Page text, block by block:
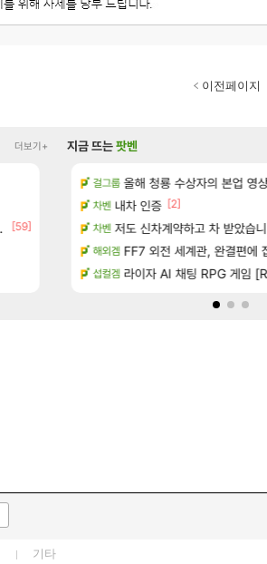
이전페이지
더보기+
[59]
로아 ㅇㅂ) 쫀지 채팅창 ㅋㅋㅋㅋㅋㅋ
메이플 메이플 렉걸리는 애들은 참고해라
메이플 “ 경기도 사실상 부도. ” [244]
FCO 와ㅅㅂ 현질 금액 1억이 넘네요..다들 꼭
로아 [벨가르딘 The FIRST] 운영 후기 + 1~3위
지금 뜨는팟벤
걸그룹 올해 청룡 수상자의 본업 영
차벤 내차 인증 [2]
차벤 저도 신차계약하고 차 받았습
해외겜 FF7 외전 세계관, 완결편에
섭컬겜 라이자 AI 채팅 RPG 게임
기타